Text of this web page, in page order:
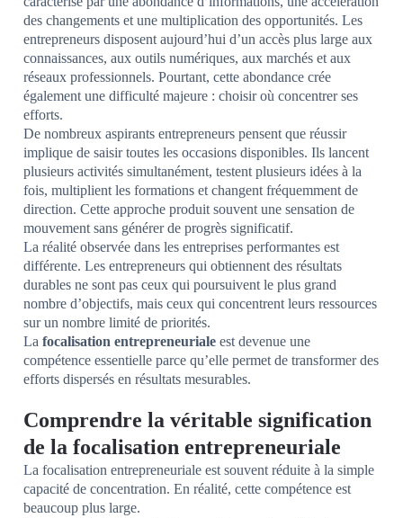
des changements et une multiplication des opportunités. Les
entrepreneurs disposent aujourd’hui d’un accès plus large aux
connaissances, aux outils numériques, aux marchés et aux
réseaux professionnels. Pourtant, cette abondance crée
également une difficulté majeure : choisir où concentrer ses
efforts.
De nombreux aspirants entrepreneurs pensent que réussir
implique de saisir toutes les occasions disponibles. Ils lancent
plusieurs activités simultanément, testent plusieurs idées à la
fois, multiplient les formations et changent fréquemment de
direction. Cette approche produit souvent une sensation de
mouvement sans générer de progrès significatif.
La réalité observée dans les entreprises performantes est
différente. Les entrepreneurs qui obtiennent des résultats
durables ne sont pas ceux qui poursuivent le plus grand
nombre d’objectifs, mais ceux qui concentrent leurs ressources
sur un nombre limité de priorités.
La focalisation entrepreneuriale est devenue une
compétence essentielle parce qu’elle permet de transformer des
efforts dispersés en résultats mesurables.
Comprendre la véritable signification
de la focalisation entrepreneuriale
La focalisation entrepreneuriale est souvent réduite à la simple
capacité de concentration. En réalité, cette compétence est
beaucoup plus large.